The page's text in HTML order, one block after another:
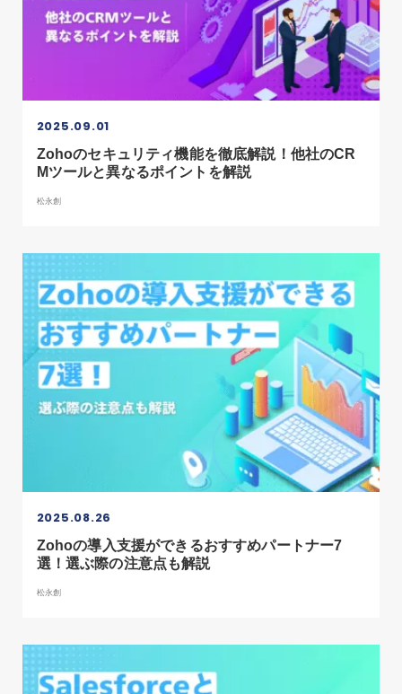
2025.09.01
Zohoのセキュリティ機能を徹底解説！他社のCR
Mツールと異なるポイントを解説
松永創
2025.08.26
Zohoの導入支援ができるおすすめパートナー7
選！選ぶ際の注意点も解説
松永創